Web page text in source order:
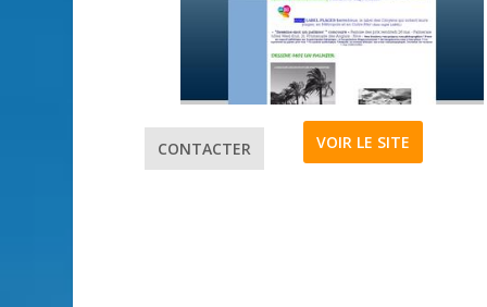
CONTACTER VOIR LE SITE